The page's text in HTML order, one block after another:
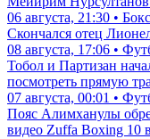
06 августа, 21:30 • Бокс
Скончался отец
08 августа, 17:06 •
Тобол и Партизан
посмотреть прямую
07 августа, 00:01 •
Пояс Алимханулы
видео Zuffa Boxing 10